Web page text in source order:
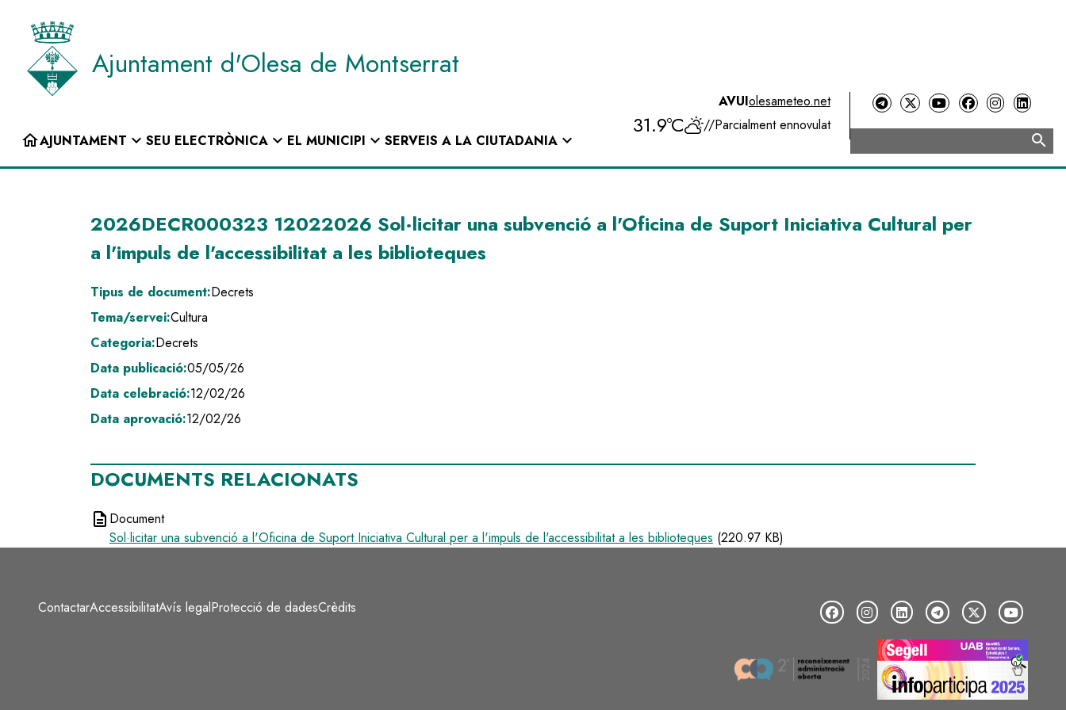
contingut
Ajuntament d'Olesa de Montserrat
Navegació
INICI
homeAJUNTAMENT expand_more SEU ELECTRÒNICAexpand_more EL MUNICIPI expand_more SERVEIS A LA CIUTADANIAexpand_more
AVUIolesameteo.net
31.9ºC //Parcialment ennovulat
search
2026DECR000323 12022026 Sol·licitar una subvenció a l'Oficina de Suport Iniciativa Cultural per
a l'impuls de l'accessibilitat a les biblioteques
Tipus de document:Decrets
Tema/servei:Cultura
Categoria:Decrets
Data publicació:05/05/26
Data celebració:12/02/26
Data aprovació:12/02/26
DOCUMENTS RELACIONATS
description Document
Sol·licitar una subvenció a l'Oficina de Suport Iniciativa Cultural per a l'impuls de l'accessibilitat a les biblioteques (220.97 KB)
Peu
ContactarAccessibilitatAvís legalProtecció de dadesCrèdits
Image
Image